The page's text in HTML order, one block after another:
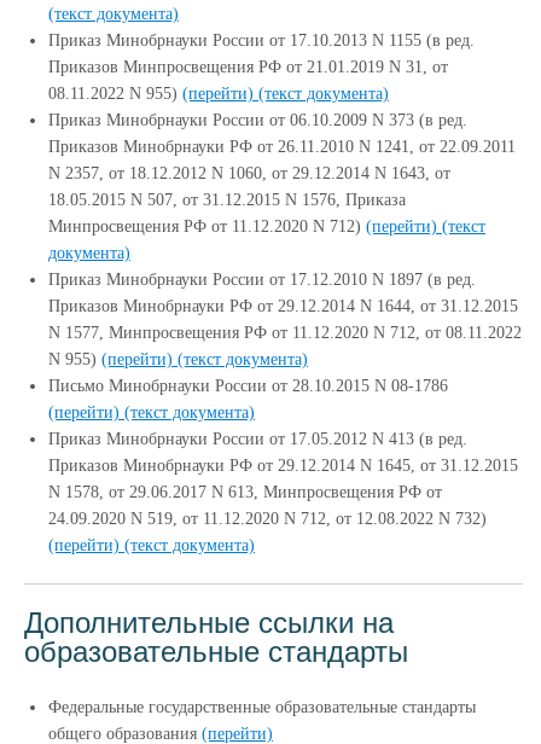
(текст документа)
Приказ Минобрнауки России от 17.10.2013 N 1155 (в ред.
Приказов Минпросвещения РФ от 21.01.2019 N 31, от
08.11.2022 N 955) (перейти) (текст документа)
Приказ Минобрнауки России от 06.10.2009 N 373 (в ред.
Приказов Минобрнауки РФ от 26.11.2010 N 1241, от 22.09.2011
N 2357, от 18.12.2012 N 1060, от 29.12.2014 N 1643, от
18.05.2015 N 507, от 31.12.2015 N 1576, Приказа
Минпросвещения РФ от 11.12.2020 N 712) (перейти) (текст
документа)
Приказ Минобрнауки России от 17.12.2010 N 1897 (в ред.
Приказов Минобрнауки РФ от 29.12.2014 N 1644, от 31.12.2015
N 1577, Минпросвещения РФ от 11.12.2020 N 712, от 08.11.2022
N 955) (перейти) (текст документа)
Письмо Минобрнауки России от 28.10.2015 N 08-1786
(перейти) (текст документа)
Приказ Минобрнауки России от 17.05.2012 N 413 (в ред.
Приказов Минобрнауки РФ от 29.12.2014 N 1645, от 31.12.2015
N 1578, от 29.06.2017 N 613, Минпросвещения РФ от
24.09.2020 N 519, от 11.12.2020 N 712, от 12.08.2022 N 732)
(перейти) (текст документа)
Дополнительные ссылки на
образовательные стандарты
Федеральные государственные образовательные стандарты
общего образования (перейти)